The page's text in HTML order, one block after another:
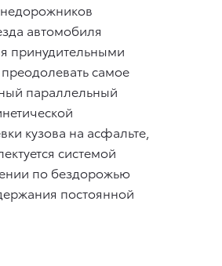
автомобиля
принудительными
самое
параллельный
кузова на асфальте,
системой
по бездорожью
постоянной